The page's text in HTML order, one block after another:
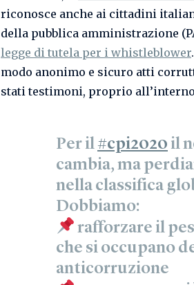
riconosce anche ai cittadini
della pubblica amministrazione
legge di tutela per i whistleblower
modo anonimo e sicuro atti
stati testimoni, proprio all’interno
Per il #cpi2020 il
cambia, ma
nella classifica
Dobbiamo:
rafforzare il
che si occupano
anticorruzione